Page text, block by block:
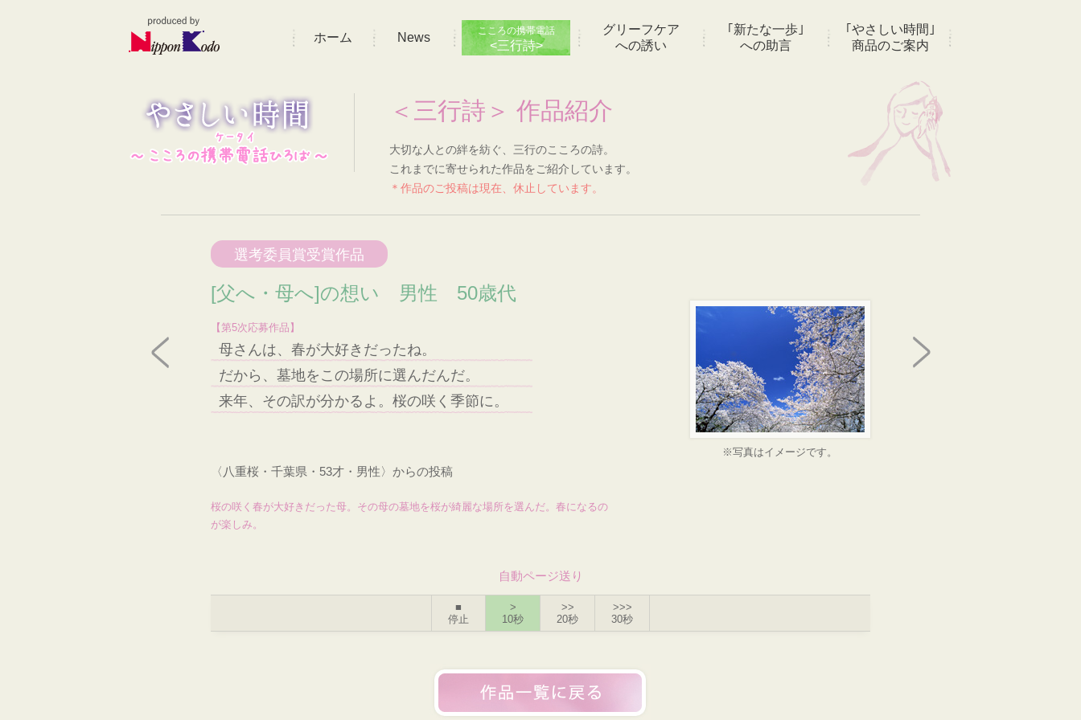
ホーム News こころの携帯電話
<三行詩>
グリーフケア
への誘い
｢新たな一歩｣
への助言
｢やさしい時間｣
商品のご案内
＜三行詩＞ 作品紹介
大切な人との絆を紡ぐ、三行のこころの詩。
これまでに寄せられた作品をご紹介しています。
＊作品のご投稿は現在、休止しています。
選考委員賞受賞作品
[父へ・母へ]の想い 男性 50歳代
【第5次応募作品】
母さんは、春が大好きだったね。
だから、墓地をこの場所に選んだんだ。
来年、その訳が分かるよ。桜の咲く季節に。
※写真はイメージです。
〈八重桜・千葉県・53才・男性〉からの投稿
桜の咲く春が大好きだった母。その母の墓地を桜が綺麗な場所を選んだ。春になるの
が楽しみ。
自動ページ送り
■
停止
>
10秒
>>
20秒
>>>
30秒